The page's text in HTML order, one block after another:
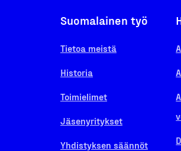
Suomalainen työ
Tietoa meistä
Historia
Toimielimet
Jäsenyritykset
Yhdistyksen säännöt